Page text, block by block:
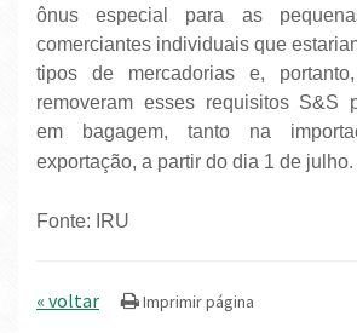
ônus especial para as
comerciantes individuais que
tipos de mercadorias e,
removeram esses requisitos S&S
em bagagem, tanto na
exportação, a partir do dia 1 de julho.
Fonte: IRU
« voltar